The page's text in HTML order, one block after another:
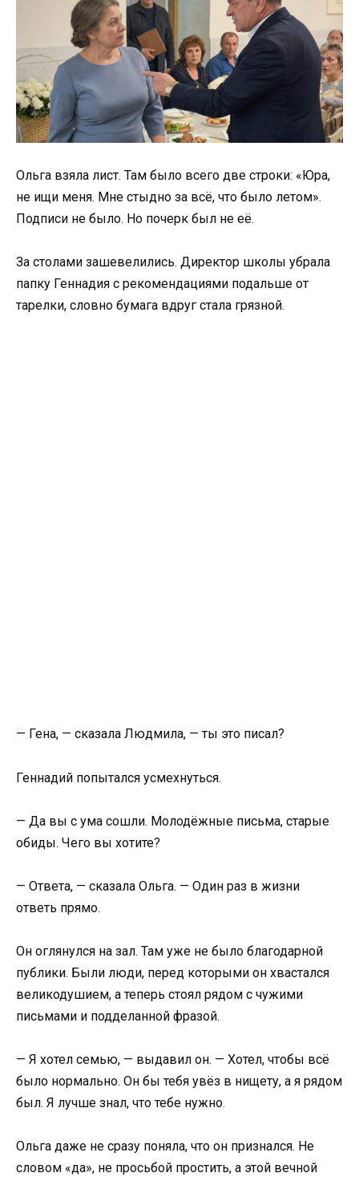
Ольга взяла лист. Там было всего две строки: «Юра,
не ищи меня. Мне стыдно за всё, что было летом».
Подписи не было. Но почерк был не её.
За столами зашевелились. Директор школы убрала
папку Геннадия с рекомендациями подальше от
тарелки, словно бумага вдруг стала грязной.
— Гена, — сказала Людмила, — ты это писал?
Геннадий попытался усмехнуться.
— Да вы с ума сошли. Молодёжные письма, старые
обиды. Чего вы хотите?
— Ответа, — сказала Ольга. — Один раз в жизни
ответь прямо.
Он оглянулся на зал. Там уже не было благодарной
публики. Были люди, перед которыми он хвастался
великодушием, а теперь стоял рядом с чужими
письмами и подделанной фразой.
— Я хотел семью, — выдавил он. — Хотел, чтобы всё
было нормально. Он бы тебя увёз в нищету, а я рядом
был. Я лучше знал, что тебе нужно.
Ольга даже не сразу поняла, что он признался. Не
словом «да», не просьбой простить, а этой вечной